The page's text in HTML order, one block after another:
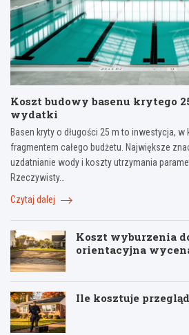
Koszt budowy basenu krytego
wydatki
Basen kryty o długości 25 m to inwestycja,
fragmentem całego budżetu. Największe
uzdatnianie wody i koszty utrzymania
Rzeczywisty…
Czytaj dalej
Koszt wyburzenia
orientacyjna
Ile kosztuje